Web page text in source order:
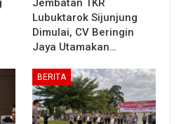
Jembatan TKR
Lubuktarok Sijunjung
Dimulai, CV Beringin
Jaya Utamakan…
BERITA